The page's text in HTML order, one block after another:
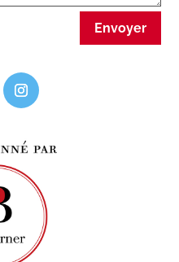
Envoyer